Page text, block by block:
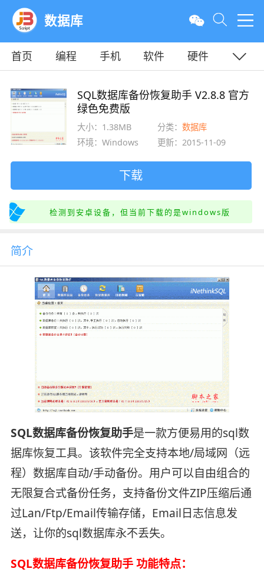
数据库
首页 编程 手机 软件
硬件
SQL数据库备份恢复助手 V2.8.8 官方
绿色免费版
大小：1.38MB 分类：数据库
环境：Windows
更新：2015-11-09
下载
检测到安卓设备，但当前下载的是windows版
简介
SQL数据库备份恢复助手是一款方便易用的sql数
据库恢复工具。该软件完全支持本地/局域网（远
程）数据库自动/手动备份。用户可以自由组合的
无限复合式备份任务，支持备份文件ZIP压缩后通
过Lan/Ftp/Email传输存储，Email日志信息发
送，让你的sql数据库永不丢失。
SQL数据库备份恢复助手 功能特点：